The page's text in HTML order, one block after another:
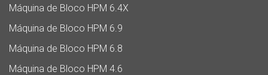
Máquina de Bloco HPM 6.4X
Máquina de Bloco HPM 6.9
Máquina de Bloco HPM 6.8
Máquina de Bloco HPM 4.6